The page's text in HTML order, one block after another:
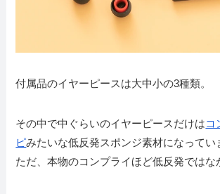
付属品のイヤーピースは大中小の3種類。
その中で中ぐらいのイヤーピースだけはコ
ピみたいな低反発スポンジ素材になってい
ただ、本物のコンプライほど低反発ではな